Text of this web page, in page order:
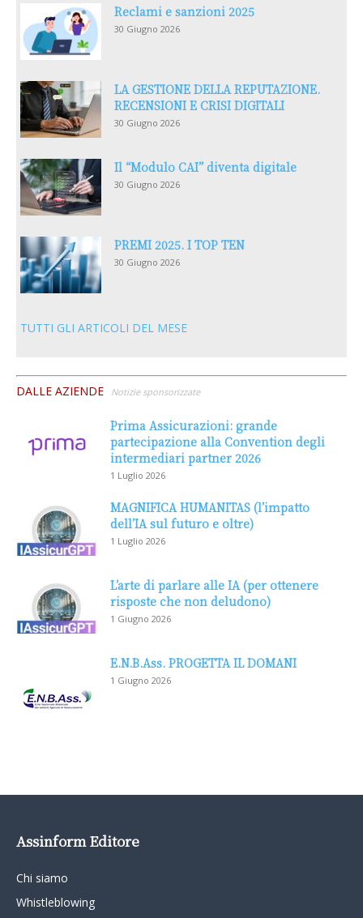
Reclami e sanzioni 2025
30 Giugno 2026
LA GESTIONE DELLA REPUTAZIONE.
RECENSIONI E CRISI DIGITALI
30 Giugno 2026
Il “Modulo CAI” diventa digitale
30 Giugno 2026
PREMI 2025. I TOP TEN
30 Giugno 2026
TUTTI GLI ARTICOLI DEL MESE
DALLE AZIENDE Notizie sponsorizzate
Prima Assicurazioni: grande
partecipazione alla Convention degli
intermediari partner 2026
1 Luglio 2026
MAGNIFICA HUMANITAS (l’impatto
dell’IA sul futuro e oltre)
1 Luglio 2026
L’arte di parlare alle IA (per ottenere
risposte che non deludono)
1 Giugno 2026
E.N.B.Ass. PROGETTA IL DOMANI
1 Giugno 2026
Assinform Editore
Chi siamo
Whistleblowing